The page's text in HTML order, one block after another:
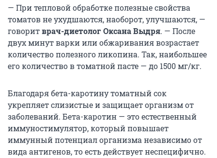
— При тепловой обработке полезные свойства
томатов не ухудшаются, наоборот, улучшаются, —
говоритврач-диетолог Оксана Выдря. — После
двух минут варки или обжаривания возрастает
количество полезного ликопина. Так, наибольшее
его количество в томатной пасте — до 1500 мг/кг.
Благодаря бета-каротину томатный сок
укрепляет слизистые и защищает организм от
заболеваний. Бета-каротин — это естественный
иммуностимулятор, который повышает
иммунный потенциал организма независимо от
вида антигенов, то есть действует неспецифично.